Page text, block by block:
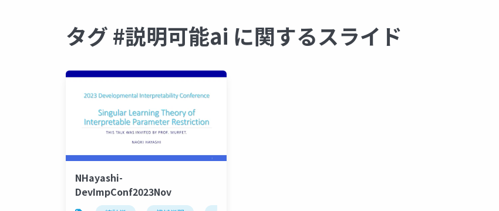
タグ #説明可能ai に関するスライド
NHayashi-
DevImpConf2023Nov